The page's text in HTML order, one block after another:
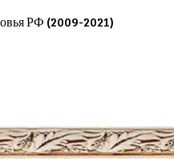
РФ (2009-2021)